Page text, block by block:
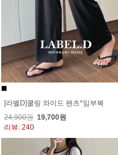
[라벨D]쿨링 와이드 팬츠*임부복
24,900원 19,700원
리뷰: 240